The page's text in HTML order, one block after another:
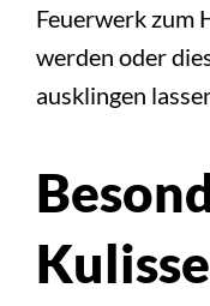
Feuerwerk zum
werden oder
ausklingen